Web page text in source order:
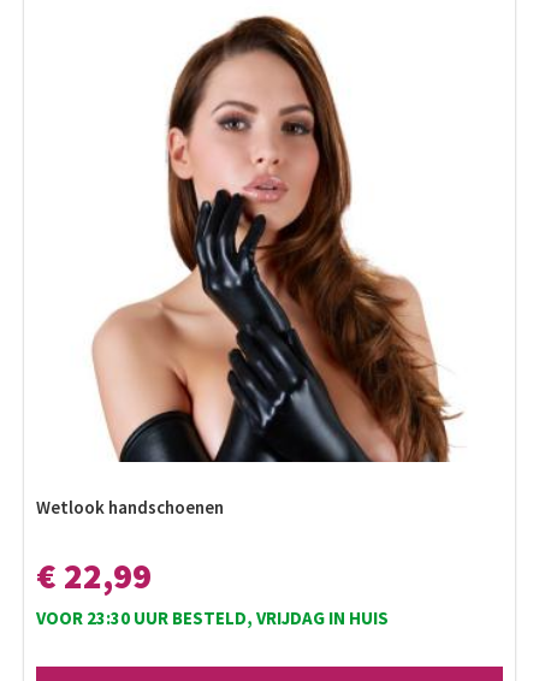
Wetlook handschoenen
€ 22,99
VOOR 23:30 UUR BESTELD, VRIJDAG IN HUIS